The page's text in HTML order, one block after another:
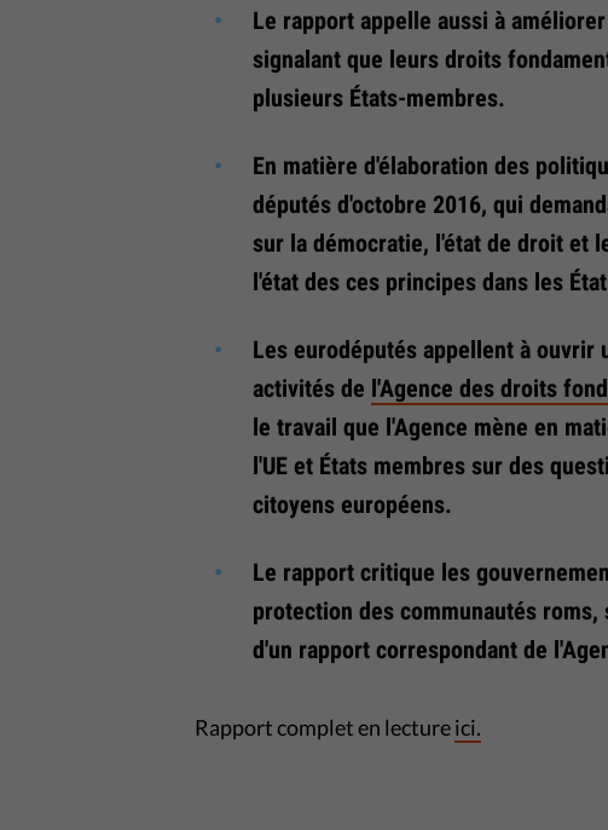
Le rapport appelle aussi à
signalant que leurs droits
plusieurs États-membres.
En matière d'élaboration des
députés d'octobre 2016, qui
sur la démocratie, l'état de droit et
l'état des ces principes dans les
Les eurodéputés appellent à
activités de l'Agence des droits
le travail que l'Agence mène en
l'UE et États membres sur des
citoyens européens.
Le rapport critique les
protection des communautés
d'un rapport correspondant de
Rapport complet en lectureici.